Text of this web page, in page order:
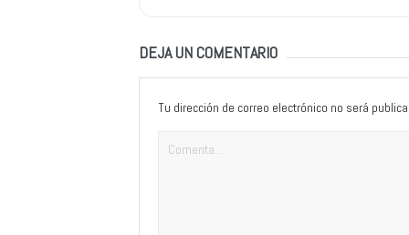
DEJA UN COMENTARIO
Tu dirección de correo electrónico no será